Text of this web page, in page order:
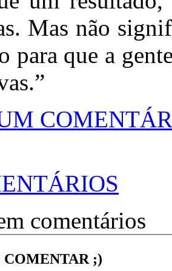
Mas não
para que a
comentários
COMENTAR ;)